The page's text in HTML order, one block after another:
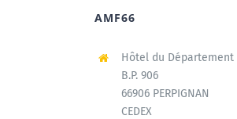
AMF66
Hôtel du Département
B.P. 906
66906 PERPIGNAN
CEDEX